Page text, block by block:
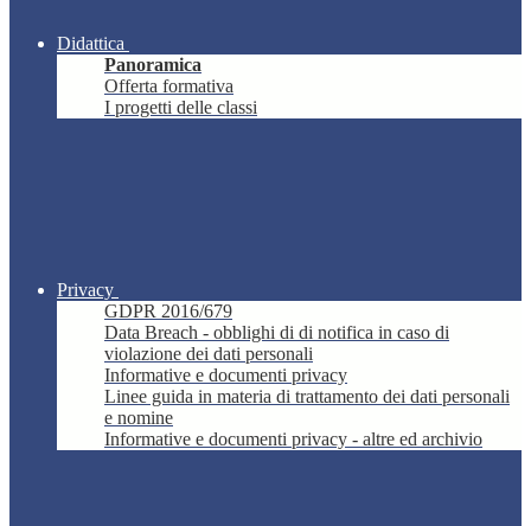
Didattica
Panoramica
Offerta formativa
I progetti delle classi
Privacy
GDPR 2016/679
Data Breach - obblighi di di notifica in caso di
violazione dei dati personali
Informative e documenti privacy
Linee guida in materia di trattamento dei dati personali
e nomine
Informative e documenti privacy - altre ed archivio